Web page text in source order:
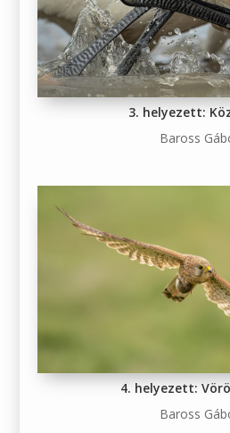
3. helyezett:
Baross
4. helyezett:
Baross